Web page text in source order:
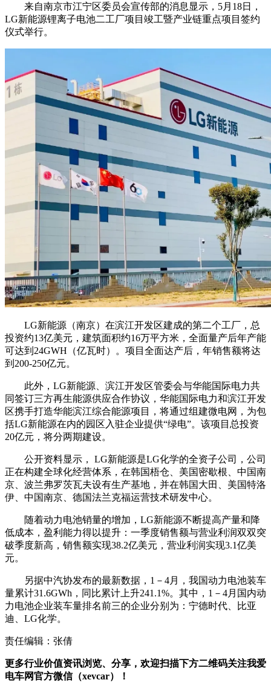
来自南京市江宁区委员会宣传部的消息显示，5月18日，
LG新能源锂离子电池二工厂项目竣工暨产业链重点项目签约
仪式举行。
LG新能源（南京）在滨江开发区建成的第二个工厂，总
投资约13亿美元，建筑面积约16万平方米，全面量产后年产能
可达到24GWH（亿瓦时）。项目全面达产后，年销售额将达
到200-250亿元。
此外，LG新能源、滨江开发区管委会与华能国际电力共
同签订三方再生能源供应合作协议，华能国际电力和滨江开发
区携手打造华能滨江综合能源项目，将通过组建微电网，为包
括LG新能源在内的园区入驻企业提供“绿电”。该项目总投资
20亿元，将分两期建设。
公开资料显示， LG新能源是LG化学的全资子公司，公司
正在构建全球化经营体系，在韩国梧仓、美国密歇根、中国南
京、波兰弗罗茨瓦夫设有生产基地，并在韩国大田、美国特洛
伊、中国南京、德国法兰克福运营技术研发中心。
随着动力电池销量的增加，LG新能源不断提高产量和降
低成本，盈利能力得以提升：一季度销售额与营业利润双双突
破季度新高，销售额实现38.2亿美元，营业利润实现3.1亿美
元。
另据中汽协发布的最新数据，1－4月，我国动力电池装车
量累计31.6GWh，同比累计上升241.1%。其中，1－4月国内动
力电池企业装车量排名前三的企业分别为：宁德时代、比亚
迪、LG化学。
责任编辑：张倩
更多行业价值资讯浏览、分享，欢迎扫描下方二维码关注我爱
电车网官方微信（xevcar）！